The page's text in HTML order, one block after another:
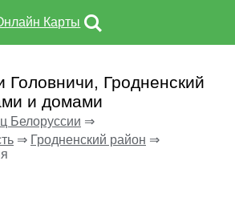
Карты
Головничи, Гродненский
и домами
Белоруссии ⇒
⇒ Гродненский район ⇒